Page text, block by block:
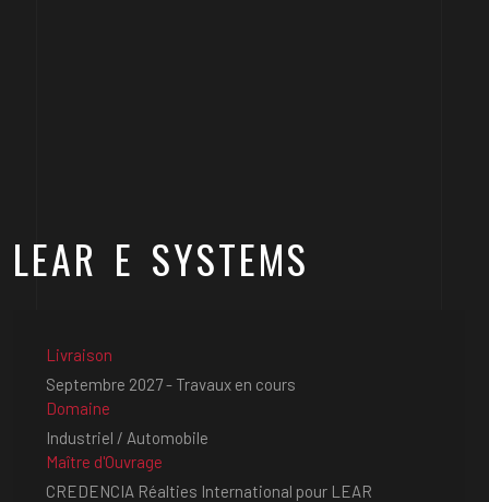
LEAR E SYSTEMS
Livraison
Septembre 2027 - Travaux en cours
Domaine
Industriel / Automobile
Maître d'Ouvrage
CREDENCIA Réalties International pour LEAR